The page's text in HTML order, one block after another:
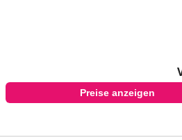
Preise anzeigen